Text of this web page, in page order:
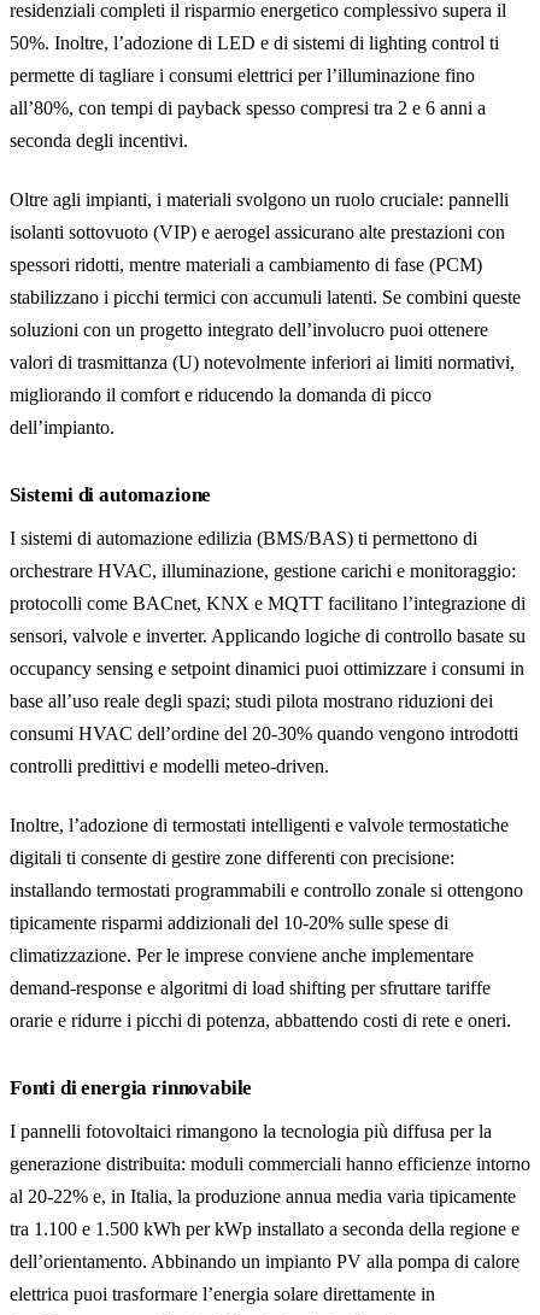
residenziali completi il risparmio energetico complessivo supera il
50%. Inoltre, l’adozione di LED e di sistemi di lighting control ti
permette di tagliare i consumi elettrici per l’illuminazione fino
all’80%, con tempi di payback spesso compresi tra 2 e 6 anni a
seconda degli incentivi.
Oltre agli impianti, i materiali svolgono un ruolo cruciale: pannelli
isolanti sottovuoto (VIP) e aerogel assicurano alte prestazioni con
spessori ridotti, mentre materiali a cambiamento di fase (PCM)
stabilizzano i picchi termici con accumuli latenti. Se combini queste
soluzioni con un progetto integrato dell’involucro puoi ottenere
valori di trasmittanza (U) notevolmente inferiori ai limiti normativi,
migliorando il comfort e riducendo la domanda di picco
dell’impianto.
Sistemi di automazione
I sistemi di automazione edilizia (BMS/BAS) ti permettono di
orchestrare HVAC, illuminazione, gestione carichi e monitoraggio:
protocolli come BACnet, KNX e MQTT facilitano l’integrazione di
sensori, valvole e inverter. Applicando logiche di controllo basate su
occupancy sensing e setpoint dinamici puoi ottimizzare i consumi in
base all’uso reale degli spazi; studi pilota mostrano riduzioni dei
consumi HVAC dell’ordine del 20-30% quando vengono introdotti
controlli predittivi e modelli meteo-driven.
Inoltre, l’adozione di termostati intelligenti e valvole termostatiche
digitali ti consente di gestire zone differenti con precisione:
installando termostati programmabili e controllo zonale si ottengono
tipicamente risparmi addizionali del 10-20% sulle spese di
climatizzazione. Per le imprese conviene anche implementare
demand-response e algoritmi di load shifting per sfruttare tariffe
orarie e ridurre i picchi di potenza, abbattendo costi di rete e oneri.
Fonti di energia rinnovabile
I pannelli fotovoltaici rimangono la tecnologia più diffusa per la
generazione distribuita: moduli commerciali hanno efficienze intorno
al 20-22% e, in Italia, la produzione annua media varia tipicamente
tra 1.100 e 1.500 kWh per kWp installato a seconda della regione e
dell’orientamento. Abbinando un impianto PV alla pompa di calore
elettrica puoi trasformare l’energia solare direttamente in